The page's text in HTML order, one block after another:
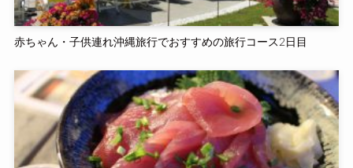
赤ちゃん・子供連れ沖縄旅行でおすすめの旅行コース2日目